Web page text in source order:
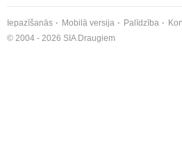
Iepazīšanās Mobilā versija Palīdzība
© 2004 - 2026 SIA Draugiem